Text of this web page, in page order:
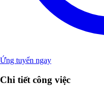
Ứng tuyển ngay
Chi tiết công việc